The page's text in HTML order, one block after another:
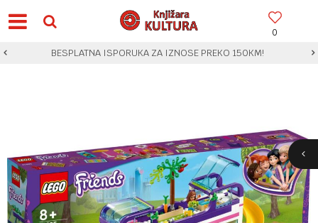
0
BESPLATNA ISPORUKA ZA IZNOSE PREKO 150KM!